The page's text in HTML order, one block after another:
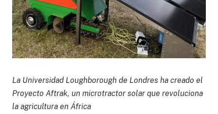
La Universidad Loughborough de Londres ha creado el
Proyecto Aftrak, un microtractor solar que revoluciona
la agricultura en África